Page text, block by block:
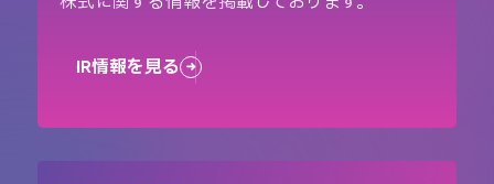
IR情報を見る